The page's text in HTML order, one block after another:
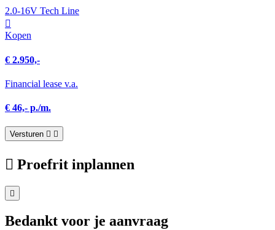
2.0-16V Tech Line
Kopen
€ 2.950,-
Financial lease v.a.
€ 46,- p./m.
Versturen
Proefrit inplannen
Bedankt voor je aanvraag